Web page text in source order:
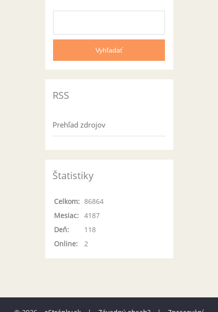
RSS
Prehľad zdrojov
Štatistiky
Online: 2
Celkom: 86864
Mesiac:
4187
Deň:
118